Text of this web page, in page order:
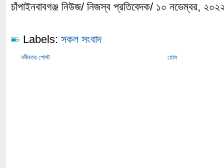
চাঁপাইনবাবগঞ্জ নিউজ/ নিজস্ব প্রতিবেদক/ ১০ নভেম্বর,
Labels: সকল সংবাদ
নবীনতর পোস্ট হোম